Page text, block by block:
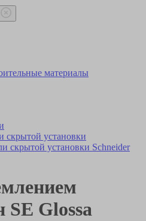
материалы
скрытой установки
скрытой установки Schneider
Glossa